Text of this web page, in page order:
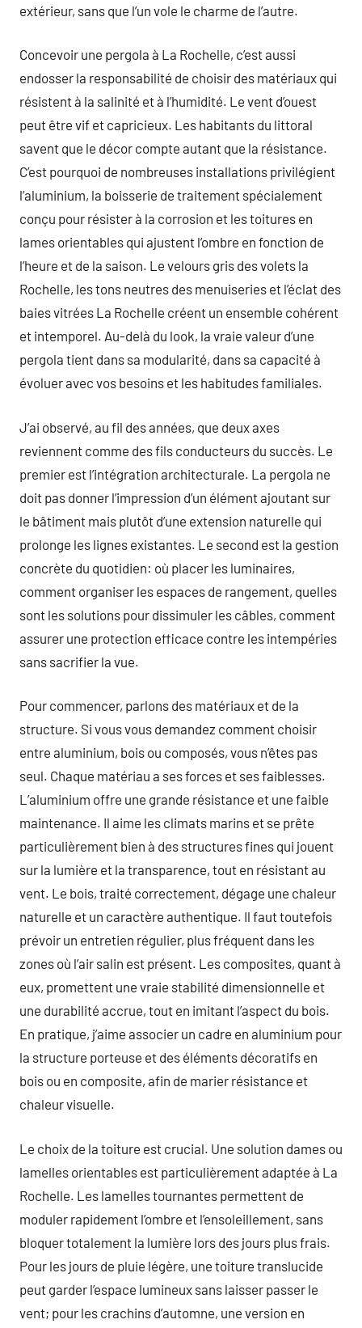
extérieur, sans que l’un vole le charme de l’autre.
Concevoir une pergola à La Rochelle, c’est aussi
endosser la responsabilité de choisir des matériaux qui
résistent à la salinité et à l’humidité. Le vent d’ouest
peut être vif et capricieux. Les habitants du littoral
savent que le décor compte autant que la résistance.
C’est pourquoi de nombreuses installations privilégient
l’aluminium, la boisserie de traitement spécialement
conçu pour résister à la corrosion et les toitures en
lames orientables qui ajustent l’ombre en fonction de
l’heure et de la saison. Le velours gris des volets la
Rochelle, les tons neutres des menuiseries et l’éclat des
baies vitrées La Rochelle créent un ensemble cohérent
et intemporel. Au-delà du look, la vraie valeur d’une
pergola tient dans sa modularité, dans sa capacité à
évoluer avec vos besoins et les habitudes familiales.
J’ai observé, au fil des années, que deux axes
reviennent comme des fils conducteurs du succès. Le
premier est l’intégration architecturale. La pergola ne
doit pas donner l’impression d’un élément ajoutant sur
le bâtiment mais plutôt d’une extension naturelle qui
prolonge les lignes existantes. Le second est la gestion
concrète du quotidien: où placer les luminaires,
comment organiser les espaces de rangement, quelles
sont les solutions pour dissimuler les câbles, comment
assurer une protection efficace contre les intempéries
sans sacrifier la vue.
Pour commencer, parlons des matériaux et de la
structure. Si vous vous demandez comment choisir
entre aluminium, bois ou composés, vous n’êtes pas
seul. Chaque matériau a ses forces et ses faiblesses.
L’aluminium offre une grande résistance et une faible
maintenance. Il aime les climats marins et se prête
particulièrement bien à des structures fines qui jouent
sur la lumière et la transparence, tout en résistant au
vent. Le bois, traité correctement, dégage une chaleur
naturelle et un caractère authentique. Il faut toutefois
prévoir un entretien régulier, plus fréquent dans les
zones où l’air salin est présent. Les composites, quant à
eux, promettent une vraie stabilité dimensionnelle et
une durabilité accrue, tout en imitant l’aspect du bois.
En pratique, j’aime associer un cadre en aluminium pour
la structure porteuse et des éléments décoratifs en
bois ou en composite, afin de marier résistance et
chaleur visuelle.
Le choix de la toiture est crucial. Une solution dames ou
lamelles orientables est particulièrement adaptée à La
Rochelle. Les lamelles tournantes permettent de
moduler rapidement l’ombre et l’ensoleillement, sans
bloquer totalement la lumière lors des jours plus frais.
Pour les jours de pluie légère, une toiture translucide
peut garder l’espace lumineux sans laisser passer le
vent; pour les crachins d’automne, une version en